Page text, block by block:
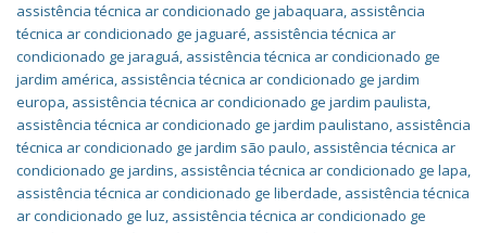
assistência técnica ar condicionado ge jabaquara, assistência
técnica ar condicionado ge jaguaré, assistência técnica ar
condicionado ge jaraguá, assistência técnica ar condicionado ge
jardim américa, assistência técnica ar condicionado ge jardim
europa, assistência técnica ar condicionado ge jardim paulista,
assistência técnica ar condicionado ge jardim paulistano, assistência
técnica ar condicionado ge jardim são paulo, assistência técnica ar
condicionado ge jardins, assistência técnica ar condicionado ge lapa,
assistência técnica ar condicionado ge liberdade, assistência técnica
ar condicionado ge luz, assistência técnica ar condicionado ge